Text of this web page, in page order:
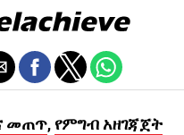
መጠጥ, የምግብ አዘገጃጀት